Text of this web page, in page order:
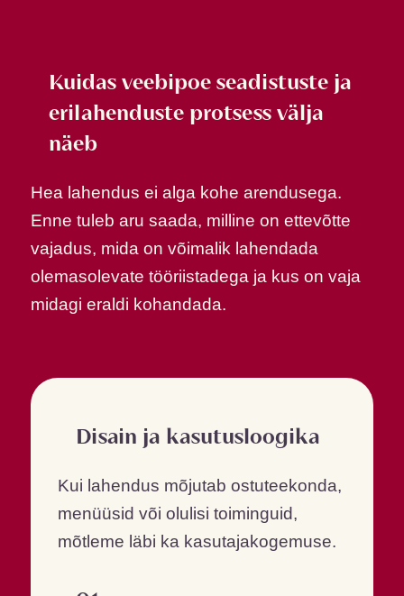
Kuidas veebipoe seadistuste ja
erilahenduste protsess välja
näeb
Hea lahendus ei alga kohe arendusega.
Enne tuleb aru saada, milline on ettevõtte
vajadus, mida on võimalik lahendada
olemasolevate tööriistadega ja kus on vaja
midagi eraldi kohandada.
Disain ja kasutusloogika
Kui lahendus mõjutab ostuteekonda,
menüüsid või olulisi toiminguid,
mõtleme läbi ka kasutajakogemuse.